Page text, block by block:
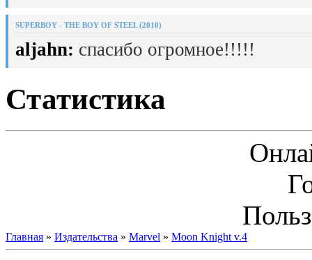
SUPERBOY - THE BOY OF STEEL (2010)
aljahn: спасибо огромное!!!!!
Статистика
Главная » Издательства » Marvel » Moon Knight v.4